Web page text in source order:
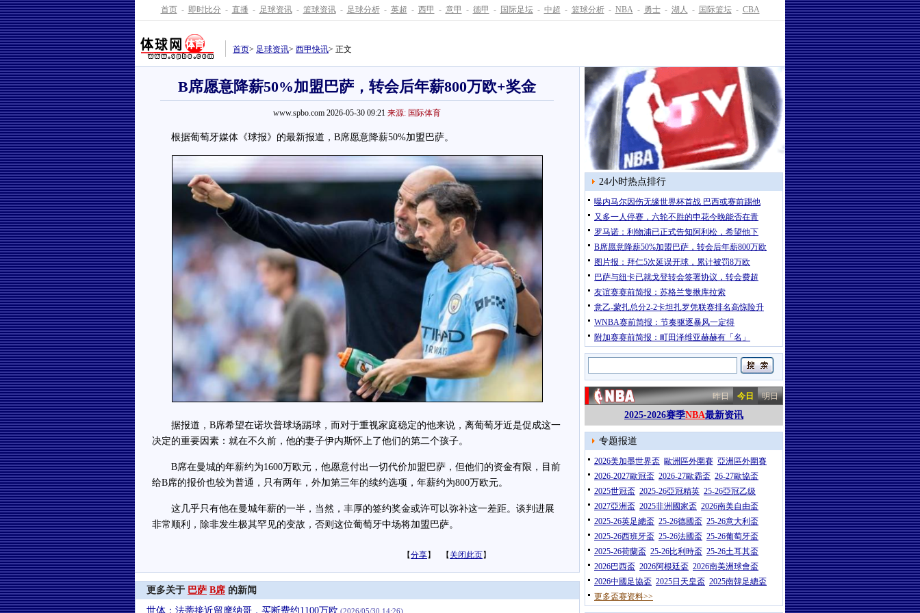
首页 - 即时比分 - 直播 - 足球资讯 - 篮球资讯 - 足球分析 - 英超 - 西甲 - 意甲 - 德甲 - 国际足坛 - 中超 - 篮球分析 - NBA - 勇士 - 湖人 - 国际篮坛 - CBA
首页> 足球资讯> 西甲快讯> 正文
B席愿意降薪50%加盟巴萨，转会后年薪800万欧+奖金
www.spbo.com 2026-05-30 09:21 来源: 国际体育
根据葡萄牙媒体《球报》的最新报道，B席愿意降薪50%加盟巴萨。
据报道，B席希望在诺坎普球场踢球，而对于重视家庭稳定的他来说，离葡萄牙近是促成这一
决定的重要因素：就在不久前，他的妻子伊内斯怀上了他们的第二个孩子。
B席在曼城的年薪约为1600万欧元，他愿意付出一切代价加盟巴萨，但他们的资金有限，目前
给B席的报价也较为普通，只有两年，外加第三年的续约选项，年薪约为800万欧元。
这几乎只有他在曼城年薪的一半，当然，丰厚的签约奖金或许可以弥补这一差距。谈判进展
非常顺利，除非发生极其罕见的变故，否则这位葡萄牙中场将加盟巴萨。
【分享】 【 关闭此页】
更多关于 巴萨 B席 的新闻
世体：法蒂接近留摩纳哥，买断费约1100万欧 (2026/05/30 14:26)
24小时热点排行
曝内马尔因伤无缘世界杯首战 巴西或赛前踢他
又多一人停赛，六轮不胜的申花今晚能否在青
罗马诺：利物浦已正式告知阿利松，希望他下
B席愿意降薪50%加盟巴萨，转会后年薪800万欧
图片报：拜仁5次延误开球，累计被罚8万欧
巴萨与纽卡已就戈登转会签署协议，转会费超
友谊赛赛前简报：苏格兰隻揪库拉索
意乙-蒙扎总分2-2卡坦扎罗凭联赛排名高惊险升
WNBA赛前简报：节奏驱逐暴风一定得
附加赛赛前简报：町田泽维亚赫赫有「名」
昨日 今日 明日
2025-2026赛季NBA最新资讯
专题报道
2026美加墨世界盃 歐洲區外圍賽 亞洲區外圍賽
2026-2027歐冠盃 2026-27歐霸盃 26-27歐協盃
2025世冠盃 2025-26亞冠精英 25-26亞冠乙级
2027亞洲盃 2025非洲國家盃 2026南美自由盃
2025-26英足總盃 25-26德國盃 25-26意大利盃
2025-26西班牙盃 25-26法國盃 25-26葡萄牙盃
2025-26荷蘭盃 25-26比利時盃 25-26土耳其盃
2026巴西盃 2026阿根廷盃 2026南美洲球會盃
2026中國足協盃 2025日天皇盃 2025南韓足總盃
更多盃赛资料>>